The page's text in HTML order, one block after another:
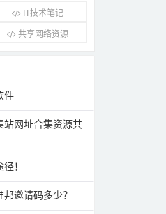
IT技术笔记
共享网络资源
件
站网址合集资源共
！
邀请码多少？